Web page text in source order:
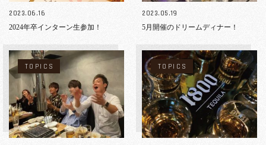
2023.06.16
2024年卒インターン生参加！
2023.05.19
5月開催のドリームディナー！
TOPICS TOPICS